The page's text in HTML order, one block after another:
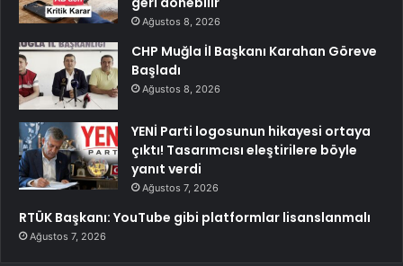
Ağustos 8, 2026
CHP Muğla İl Başkanı Karahan Göreve
Başladı
Ağustos 8, 2026
YENİ Parti logosunun hikayesi ortaya
çıktı! Tasarımcısı eleştirilere böyle
yanıt verdi
Ağustos 7, 2026
RTÜK Başkanı: YouTube gibi platformlar lisanslanmalı
Ağustos 7, 2026